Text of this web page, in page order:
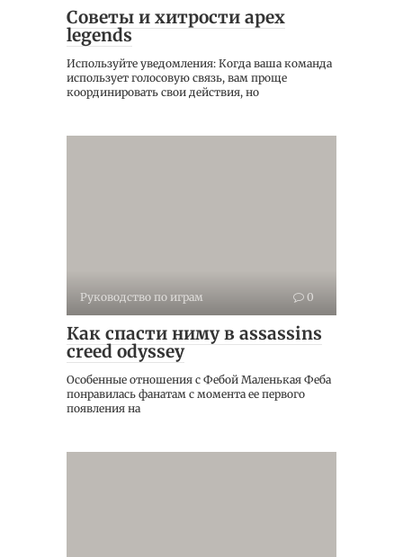
Советы и хитрости apex
legends
Используйте уведомления: Когда ваша команда
использует голосовую связь, вам проще
координировать свои действия, но
Руководство по играм 0
Как спасти ниму в assassins
creed odyssey
Особенные отношения с Фебой Маленькая Феба
понравилась фанатам с момента ее первого
появления на